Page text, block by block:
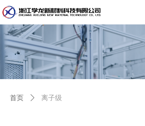
首页 ꄲ 离子级